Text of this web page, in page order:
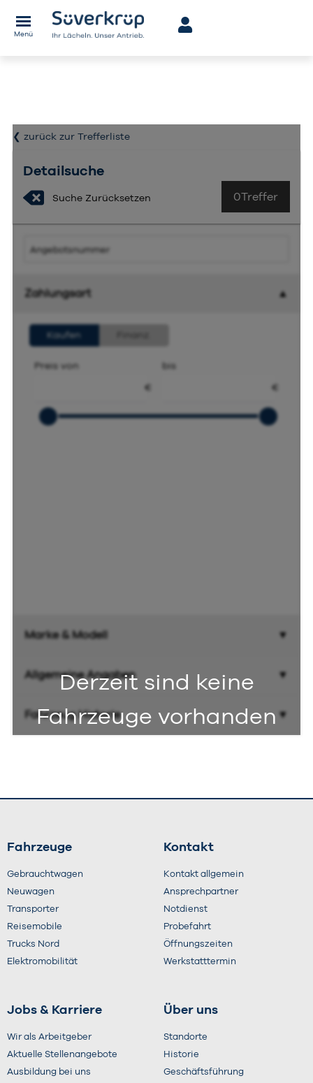
Menü
❮ zurück zur Trefferliste
Detailsuche
Suche Zurücksetzen 0Treffer
Zahlungsart
Kaufen
Preis von
€
bis
€
Marke & Modell
Typ
Allgemeine Angaben
Anzahl Sitze
Standort
Fahrzeug Historie
Derzeit sind keine
Fahrzeuge vorhanden
Fahrzeuge
Gebrauchtwagen
Neuwagen
Transporter
Reisemobile
Trucks Nord
Elektromobilität
Kontakt
Kontakt allgemein
Ansprechpartner
Notdienst
Probefahrt
Öffnungszeiten
Werkstatttermin
Jobs & Karriere
Wir als Arbeitgeber
Aktuelle Stellenangebote
Ausbildung bei uns
Über uns
Standorte
Historie
Geschäftsführung